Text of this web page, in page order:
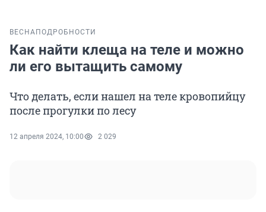
ВЕСНА ПОДРОБНОСТИ
Как найти клеща на теле и можно
ли его вытащить самому
Что делать, если нашел на теле кровопийцу
после прогулки по лесу
12 апреля 2024, 10:00 2 029